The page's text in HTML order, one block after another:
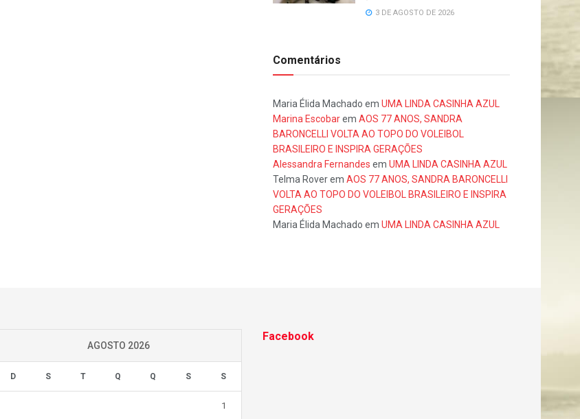
3 DE AGOSTO DE 2026
Comentários
Maria Élida Machado em UMA LINDA CASINHA AZUL
Marina Escobarem AOS 77 ANOS, SANDRA
BARONCELLI VOLTA AO TOPO DO VOLEIBOL
BRASILEIRO E INSPIRA GERAÇÕES
Alessandra Fernandes em UMA LINDA CASINHA AZUL
Telma Roverem AOS 77 ANOS, SANDRA BARONCELLI
VOLTA AO TOPO DO VOLEIBOL BRASILEIRO E INSPIRA
GERAÇÕES
Maria Élida Machado em UMA LINDA CASINHA AZUL
AGOSTO 2026
D S T Q Q S S
1
Facebook